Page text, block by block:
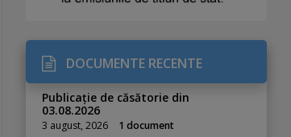
DOCUMENTE RECENTE
Publicație de căsătorie din
03.08.2026
3 august, 2026 1 document